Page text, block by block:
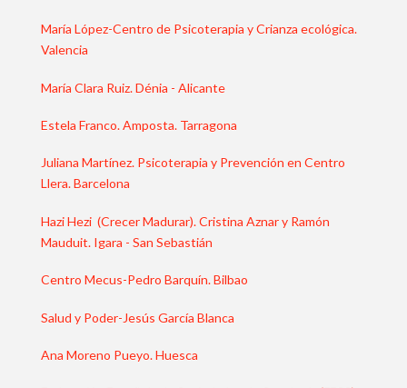
María López-Centro de Psicoterapia y Crianza ecológica.
Valencia
María Clara Ruiz. Dénia - Alicante
Estela Franco. Amposta. Tarragona
Juliana Martínez. Psicoterapia y Prevención en Centro
Llera. Barcelona
Hazi Hezi (Crecer Madurar). Cristina Aznar y Ramón
Mauduit. Igara - San Sebastián
Centro Mecus-Pedro Barquín. Bilbao
Salud y Poder-Jesús García Blanca
Ana Moreno Pueyo. Huesca